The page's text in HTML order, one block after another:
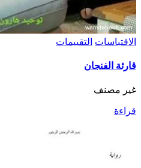
الاقتباسات التقييمات
قارئة الفنجان
غير مصنف
قراءة